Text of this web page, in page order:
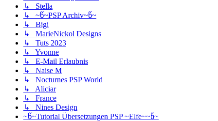
↳ Stella
↳ ~წ~PSP Archiv~წ~
↳ Bigi
↳ MarieNickol Designs
↳ Tuts 2023
↳ Yvonne
↳ E-Mail Erlaubnis
↳ Naise M
↳ Nocturnes PSP World
↳ Aliciar
↳ France
↳ Nines Design
~წ~Tutorial Übersetzungen PSP ~Elfe~~წ~